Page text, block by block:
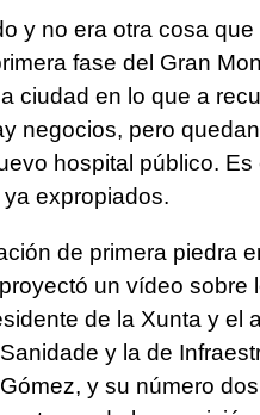
y no era otra cosa
fase del Gran
ciudad en lo que a
negocios, pero
hospital público.
expropiados.
de primera piedra
un vídeo sobre
de la Xunta y el
y la de
y su número